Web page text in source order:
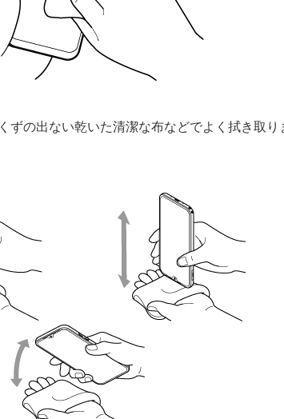
ずの出ない乾いた清潔な布などでよく拭き取り